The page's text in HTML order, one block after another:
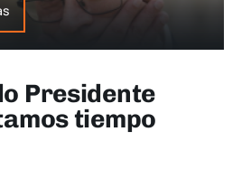
Presidente
tiempo